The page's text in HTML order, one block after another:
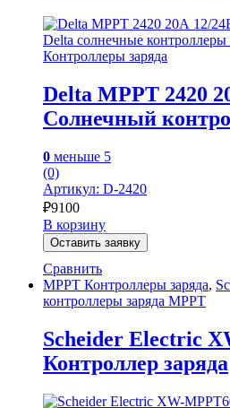
Delta солнечные контроллеры
Контроллеры заряда
Delta MPPT 2420
Солнечный
0 меньше 5
(0)
Артикул: D-2420
₽9100
В корзину
Оставить заявку
Сравнить
MPPT Контроллеры заряда,
контроллеры заряда MPPT
Scheider Electric
Контроллер заряда